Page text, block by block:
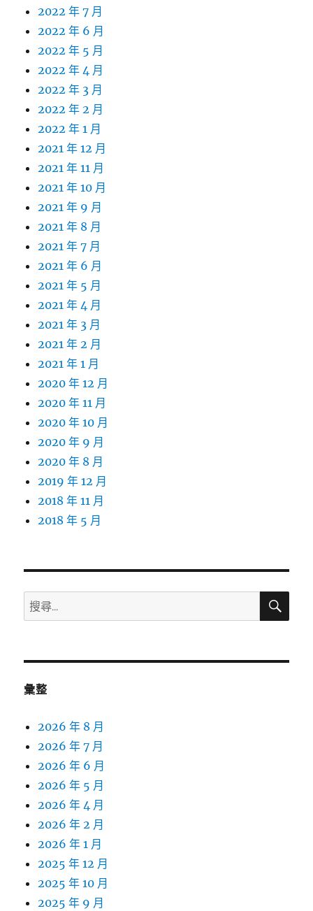
2022 年 7 月
2022 年 6 月
2022 年 5 月
2022 年 4 月
2022 年 3 月
2022 年 2 月
2022 年 1 月
2021 年 12 月
2021 年 11 月
2021 年 10 月
2021 年 9 月
2021 年 8 月
2021 年 7 月
2021 年 6 月
2021 年 5 月
2021 年 4 月
2021 年 3 月
2021 年 2 月
2021 年 1 月
2020 年 12 月
2020 年 11 月
2020 年 10 月
2020 年 9 月
2020 年 8 月
2019 年 12 月
2018 年 11 月
2018 年 5 月
搜
尋
鍵
搜
彙整
2026 年 8 月
2026 年 7 月
2026 年 6 月
2026 年 5 月
2026 年 4 月
2026 年 2 月
2026 年 1 月
2025 年 12 月
2025 年 10 月
2025 年 9 月